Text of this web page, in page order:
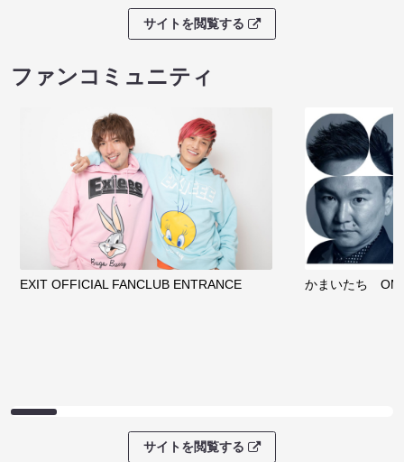
サイトを閲覧する
ファンコミュニティ
EXIT OFFICIAL FANCLUB ENTRANCE かまいたち
サイトを閲覧する